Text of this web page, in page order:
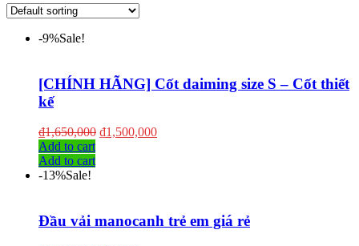
-9%Sale!
[CHÍNH HÃNG] Cốt daiming size S – Cốt thiết
kế
₫1,650,000 ₫1,500,000
Add to cart
Add to cart
-13%Sale!
Đầu vải manocanh trẻ em giá rẻ